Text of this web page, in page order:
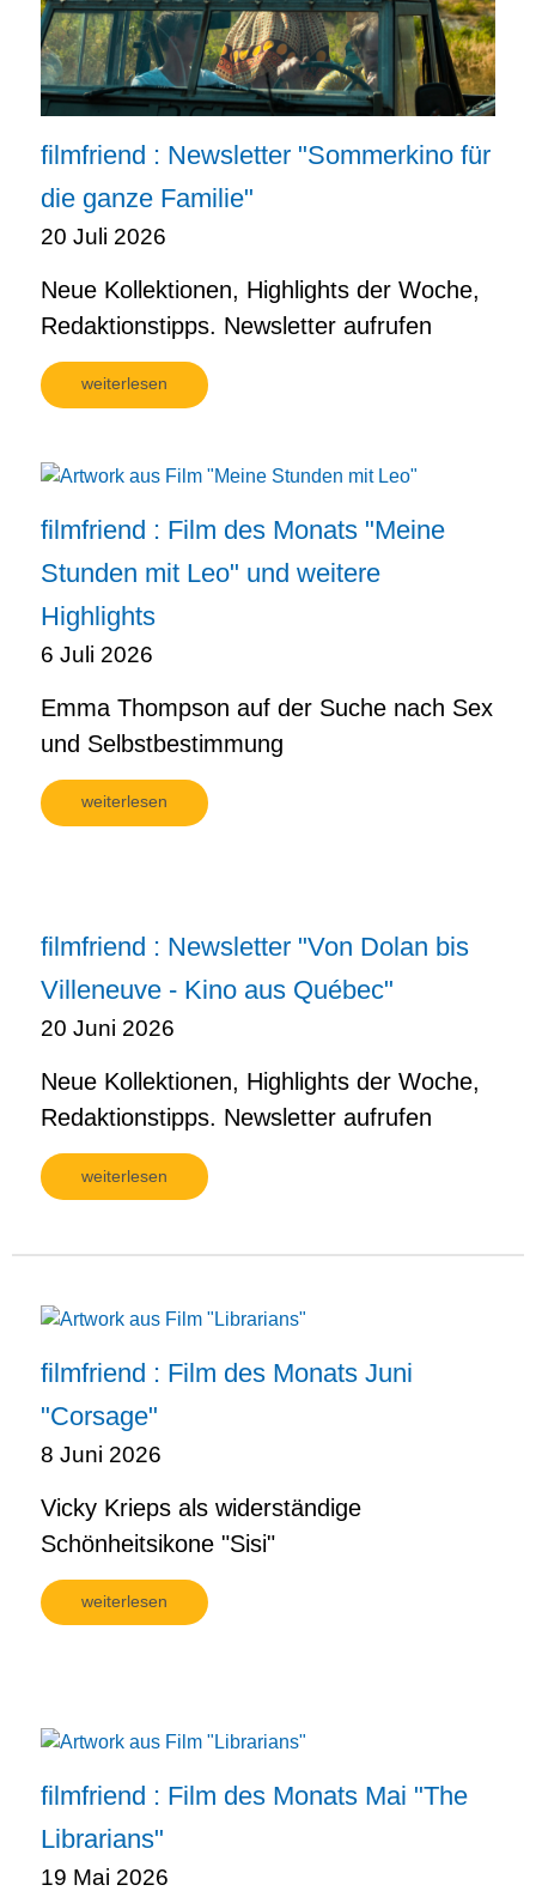
filmfriend : Newsletter "Sommerkino für
die ganze Familie"
20 Juli 2026
Neue Kollektionen, Highlights der Woche,
Redaktionstipps. Newsletter aufrufen
weiterlesen
filmfriend : Film des Monats "Meine
Stunden mit Leo" und weitere
Highlights
6 Juli 2026
Emma Thompson auf der Suche nach Sex
und Selbstbestimmung
weiterlesen
filmfriend : Newsletter "Von Dolan bis
Villeneuve - Kino aus Québec"
20 Juni 2026
Neue Kollektionen, Highlights der Woche,
Redaktionstipps. Newsletter aufrufen
weiterlesen
filmfriend : Film des Monats Juni
"Corsage"
8 Juni 2026
Vicky Krieps als widerständige
Schönheitsikone "Sisi"
weiterlesen
filmfriend : Film des Monats Mai "The
Librarians"
19 Mai 2026